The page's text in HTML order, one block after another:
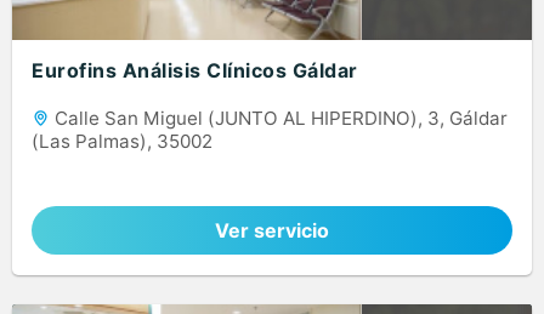
Eurofins Análisis Clínicos Gáldar
Calle San Miguel (JUNTO AL HIPERDINO), 3, Gáldar
(Las Palmas), 35002
Ver servicio